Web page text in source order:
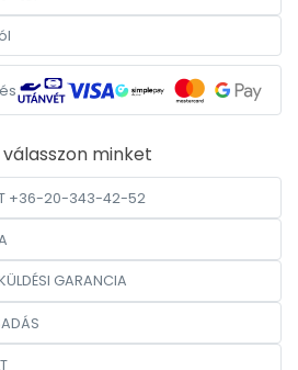
minket
+36-20-343-42-52
GARANCIA